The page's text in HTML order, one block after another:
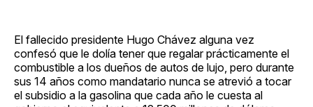
El fallecido presidente Hugo Chávez alguna vez
confesó que le dolía tener que regalar prácticamente el
combustible a los dueños de autos de lujo, pero durante
sus 14 años como mandatario nunca se atrevió a tocar
el subsidio a la gasolina que cada año le cuesta al